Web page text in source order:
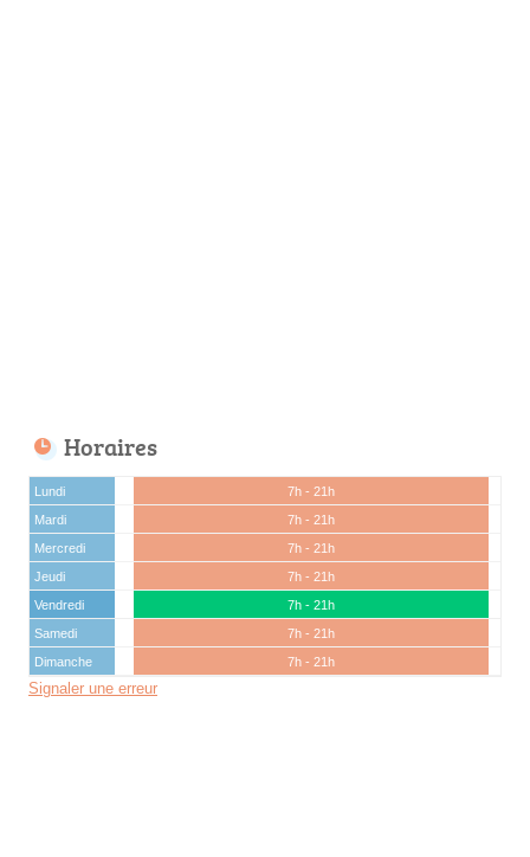
Horaires
Lundi
7h - 21h
Mardi
7h - 21h
Mercredi
7h - 21h
Jeudi
7h - 21h
Vendredi
7h - 21h
Samedi
7h - 21h
Dimanche
7h - 21h
Signaler une erreur